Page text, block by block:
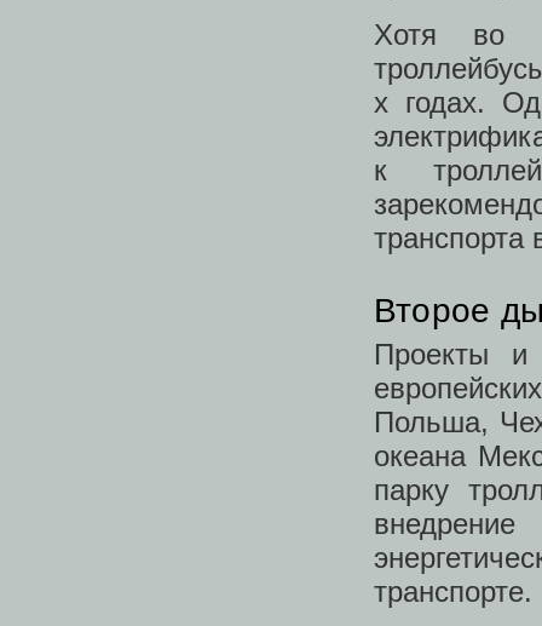
Хотя во
х годах.
к
Второе
Проекты и
Польша,
океана
парку
транспорте.